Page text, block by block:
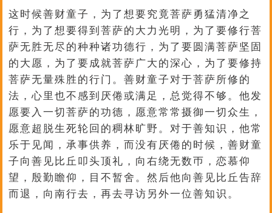
这时候善财童子，为了想要究竟菩萨勇猛清净之
行，为了想要得到菩萨的大力光明，为了要修行菩
萨无胜无尽的种种诸功德行，为了要圆满菩萨坚固
的大愿，为了要成就菩萨广大的深心，为了要修持
菩萨无量殊胜的行门。善财童子对于菩萨所修的
法，心里也不感到厌倦或满足，总觉得不够。他发
愿要入一切菩萨的功德，愿意常常摄御一切众生，
愿意超脱生死轮回的稠林旷野。对于善知识，他常
乐于见闻，承事供养，而没有厌倦的时候，善财童
子向善见比丘叩头顶礼，向右绕无数帀，恋慕仰
望，殷勤瞻仰，目不暂舍。然后他向善见比丘告辞
而退，向南行去，再去寻访另外一位善知识。